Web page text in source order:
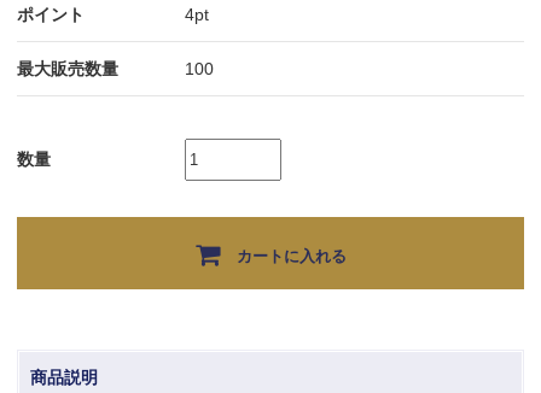
ポイント 4pt
最大販売数量 100
数量
カートに入れる
商品説明